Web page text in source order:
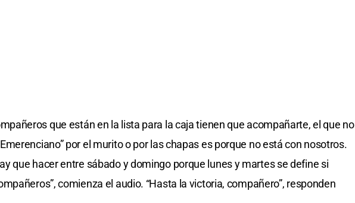
que están en la lista para la caja tienen que acompañarte, el que no
por el murito o por las chapas es porque no está con nosotros.
que hacer entre sábado y domingo porque lunes y martes se define si
comienza el audio. “Hasta la victoria, compañero”, responden